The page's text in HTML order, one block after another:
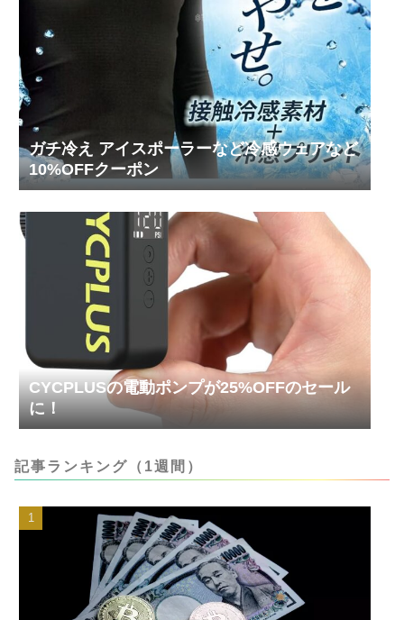
ガチ冷え アイスポーラーなど冷感ウェアなど
10%OFFクーポン
CYCPLUSの電動ポンプが25%OFFのセール
に！
記事ランキング（1週間）